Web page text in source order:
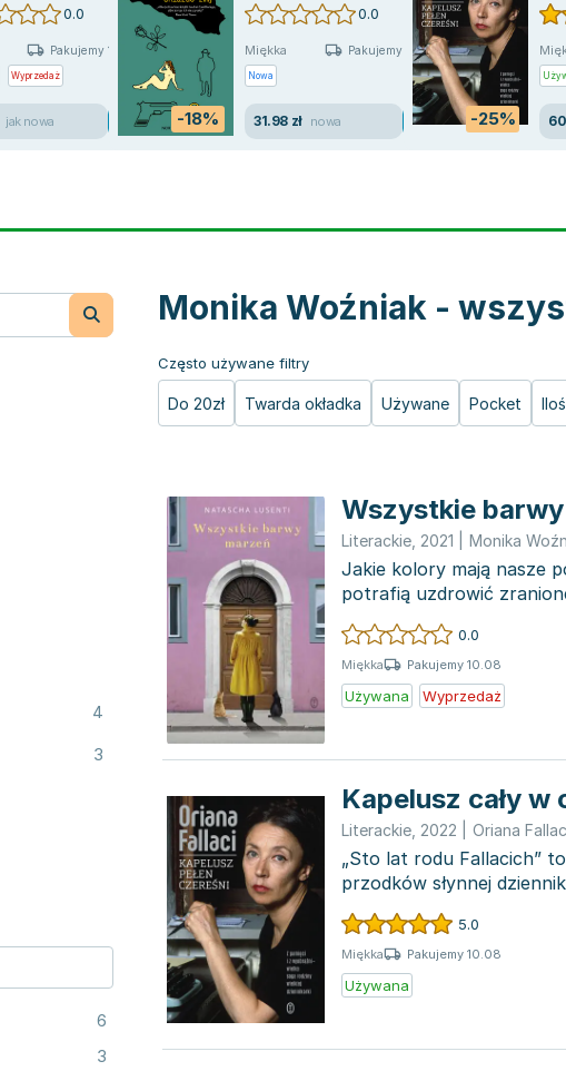
0.0
Pakujemy 10.08
Wyprzedaż
jak nowa -18%
0.0
Miękka Pakujemy 11.08
Nowa
31.98 zł nowa -25%
4
3
6
3
Monika Woźniak -
Często używane filtry
Do 20zł Twarda okładka Używane Pocket
Wszystkie
Literackie 2021 Monika
Jakie kolory mają nasze
potrafią uzdrowić
wyobraźni i wd...
0.0
Miękka Pakujemy 10.08
Używana Wyprzedaż
Kapelusz cały w
Literackie 2022 Oriana
„Sto lat rodu Fallacich”
przodków słynnej
dzieł...
5.0
Miękka Pakujemy 10.08
Używana